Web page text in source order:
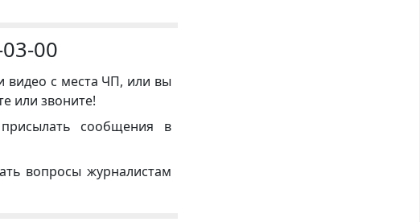
00
видео с места ЧП, или вы
или звоните!
сообщения в
вопросы журналистам